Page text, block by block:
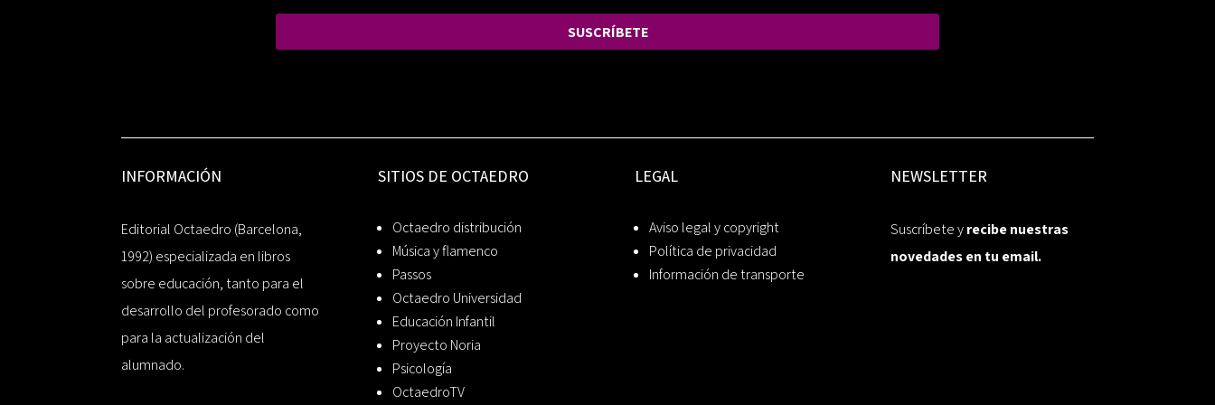
SUSCRÍBETE
INFORMACIÓN
Editorial Octaedro (Barcelona,
1992) especializada en libros
sobre educación, tanto para el
desarrollo del profesorado como
para la actualización del
alumnado.
SITIOS DE OCTAEDRO
Octaedro distribución
Música y flamenco
Passos
Octaedro Universidad
Educación Infantil
Proyecto Noria
Psicología
OctaedroTV
LEGAL
Aviso legal y copyright
Política de privacidad
Información de transporte
NEWSLETTER
Suscríbete yrecibe nuestras
novedades en tu email.